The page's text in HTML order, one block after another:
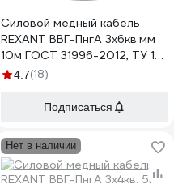
Силовой медный кабель
REXANT ВВГ-ПнгА 3x6кв.мм
10м ГОСТ 31996-2012, ТУ 16-
705.499-2010 01-8214-10
4.7(18)
Подписаться
Нет в наличии